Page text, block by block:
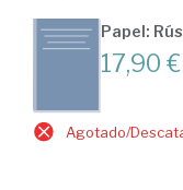
Papel:
17,90 €
Agotado/